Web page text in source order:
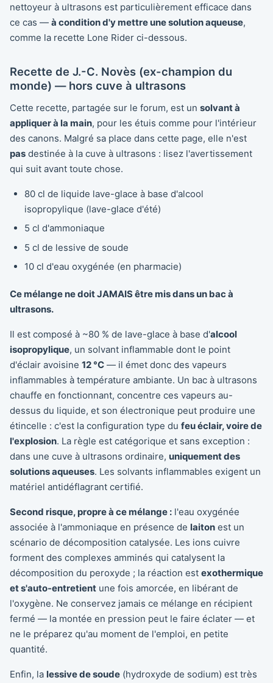
nettoyeur à ultrasons est particulièrement efficace dans
ce cas — à condition d'y mettre une solution aqueuse,
comme la recette Lone Rider ci-dessous.
Recette de J.-C. Novès (ex-champion du
monde) — hors cuve à ultrasons
Cette recette, partagée sur le forum, est un solvant à
appliquer à la main, pour les étuis comme pour l'intérieur
des canons. Malgré sa place dans cette page, elle n'est
pas destinée à la cuve à ultrasons : lisez l'avertissement
qui suit avant toute chose.
80 cl de liquide lave-glace à base d'alcool
isopropylique (lave-glace d'été)
5 cl d'ammoniaque
5 cl de lessive de soude
10 cl d'eau oxygénée (en pharmacie)
Ce mélange ne doit JAMAIS être mis dans un bac à
ultrasons.
Il est composé à ~80 % de lave-glace à base d'alcool
isopropylique, un solvant inflammable dont le point
d'éclair avoisine 12 °C — il émet donc des vapeurs
inflammables à température ambiante. Un bac à ultrasons
chauffe en fonctionnant, concentre ces vapeurs au-
dessus du liquide, et son électronique peut produire une
étincelle : c'est la configuration type du feu éclair, voire de
l'explosion. La règle est catégorique et sans exception :
dans une cuve à ultrasons ordinaire, uniquement des
solutions aqueuses. Les solvants inflammables exigent un
matériel antidéflagrant certifié.
Second risque, propre à ce mélange : l'eau oxygénée
associée à l'ammoniaque en présence de laiton est un
scénario de décomposition catalysée. Les ions cuivre
forment des complexes amminés qui catalysent la
décomposition du peroxyde ; la réaction est exothermique
et s'auto-entretient une fois amorcée, en libérant de
l'oxygène. Ne conservez jamais ce mélange en récipient
fermé — la montée en pression peut le faire éclater — et
ne le préparez qu'au moment de l'emploi, en petite
quantité.
Enfin, la lessive de soude (hydroxyde de sodium) est très